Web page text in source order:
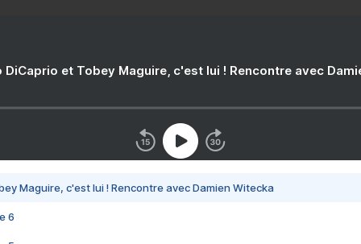
DiCaprio et Tobey Maguire, c'est lui ! Rencontre avec
Maguire, c'est lui ! Rencontre avec Damien Witecka
6